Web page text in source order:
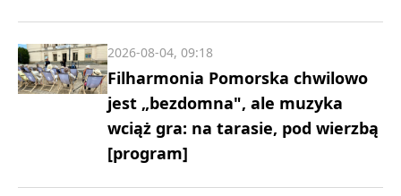
Filharmonia Pomorska chwilowo
jest „bezdomna", ale muzyka
wciąż gra: na tarasie, pod wierzbą
[program]
2026-08-04, 09:18